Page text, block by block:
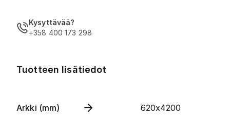
Kysyttävää?
+358 400 173 298
Tuotteen lisätiedot
Arkki (mm)
620x4200